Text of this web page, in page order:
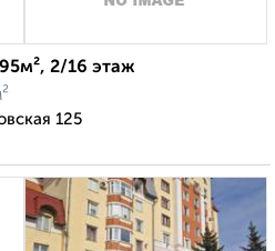
2/16 этаж
125